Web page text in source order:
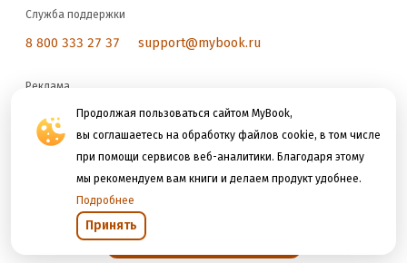
Продолжая пользоваться сайтом MyBook,
вы соглашаетесь на обработку файлов cookie, в том числе
при помощи сервисов веб-аналитики. Благодаря этому
мы рекомендуем вам книги и делаем продукт удобнее.
Подробнее
Принять
Служба поддержки
8 800 333 27 37 support@mybook.ru
Реклама
reklama@litres.ru
Мы принимаем к оплате
Открыть в приложении